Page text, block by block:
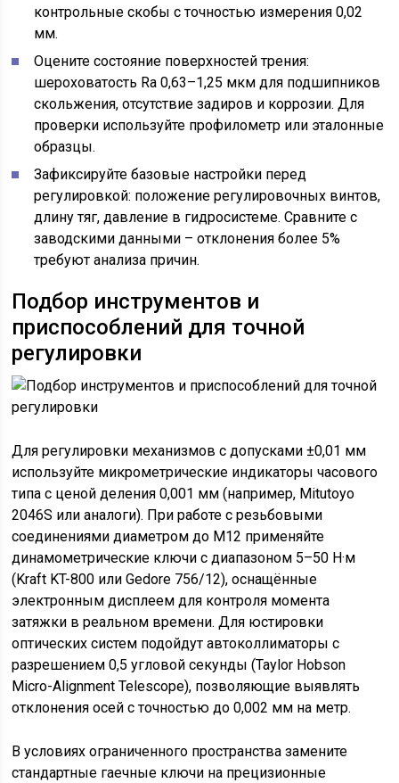
контрольные скобы с точностью измерения 0,02
мм.
Оцените состояние поверхностей трения:
шероховатость Ra 0,63–1,25 мкм для подшипников
скольжения, отсутствие задиров и коррозии. Для
проверки используйте профилометр или эталонные
образцы.
Зафиксируйте базовые настройки перед
регулировкой: положение регулировочных винтов,
длину тяг, давление в гидросистеме. Сравните с
заводскими данными – отклонения более 5%
требуют анализа причин.
Подбор инструментов и
приспособлений для точной
регулировки
Для регулировки механизмов с допусками ±0,01 мм
используйте микрометрические индикаторы часового
типа с ценой деления 0,001 мм (например, Mitutoyo
2046S или аналоги). При работе с резьбовыми
соединениями диаметром до M12 применяйте
динамометрические ключи с диапазоном 5–50 Н·м
(Kraft KT-800 или Gedore 756/12), оснащённые
электронным дисплеем для контроля момента
затяжки в реальном времени. Для юстировки
оптических систем подойдут автоколлиматоры с
разрешением 0,5 угловой секунды (Taylor Hobson
Micro-Alignment Telescope), позволяющие выявлять
отклонения осей с точностью до 0,002 мм на метр.
В условиях ограниченного пространства замените
стандартные гаечные ключи на прецизионные